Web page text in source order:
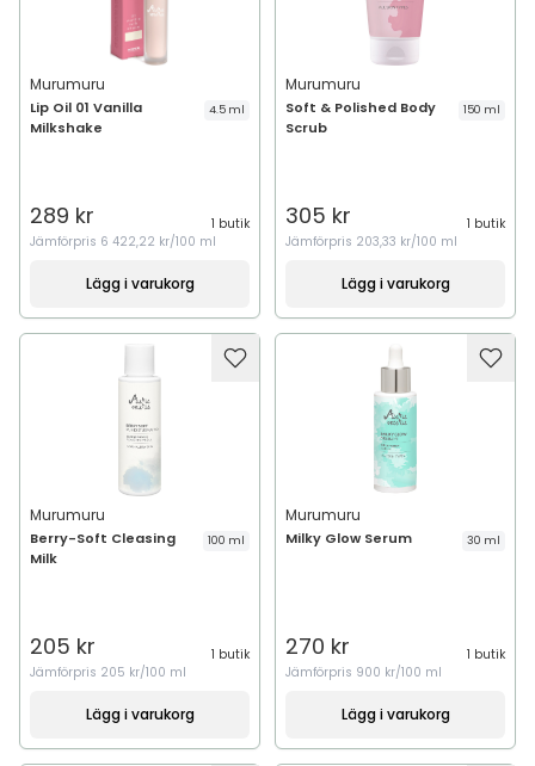
Murumuru
Lip Oil 01 Vanilla
Milkshake
4.5 ml
289 kr
1 butik
Jämförpris 6 422,22 kr/100 ml
Lägg i varukorg
Murumuru
Soft & Polished Body
Scrub
150 ml
305 kr
1 butik
Jämförpris 203,33 kr/100 ml
Lägg i varukorg
Murumuru
Berry-Soft Cleasing
Milk
100 ml
205 kr
1 butik
Jämförpris 205 kr/100 ml
Lägg i varukorg
Murumuru
Milky Glow Serum 30 ml
270 kr
1 butik
Jämförpris 900 kr/100 ml
Lägg i varukorg